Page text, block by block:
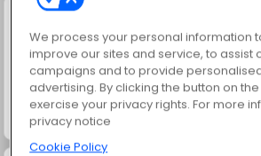
Trollface Quest: USA 2
We process your personal information
improve our sites and service, to assist
campaigns and to provide
advertising. By clicking the button on
exercise your privacy rights. For more
privacy notice
Cookie Policy